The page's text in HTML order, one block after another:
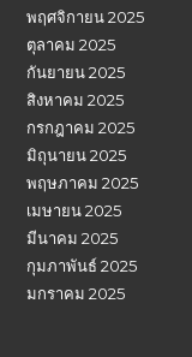
พฤศจิกายน 2025
ตุลาคม 2025
กันยายน 2025
สิงหาคม 2025
กรกฎาคม 2025
มิถุนายน 2025
พฤษภาคม 2025
เมษายน 2025
มีนาคม 2025
กุมภาพันธ์ 2025
มกราคม 2025